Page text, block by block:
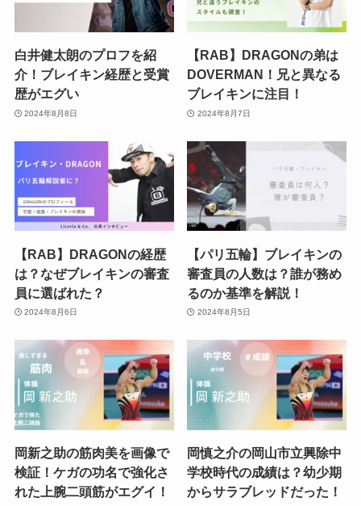
白井健太朗のプロフを紹
介！ブレイキン経歴と受賞
歴がエグい
2024年8月8日
【RAB】DRAGONの弟は
DOVERMAN！兄と異なる
ブレイキンに注目！
2024年8月7日
【RAB】DRAGONの経歴
は？なぜブレイキンの審査
員に選ばれた？
2024年8月6日
【パリ五輪】ブレイキンの
審査員の人数は？誰が務め
るのか基準を解説！
2024年8月5日
岡新之助の筋肉美を画像で
検証！ケガの功名で強化さ
れた上腕二頭筋がエグイ！
岡慎之介の岡山市立興除中
学校時代の成績は？幼少期
からサラブレッドだった！